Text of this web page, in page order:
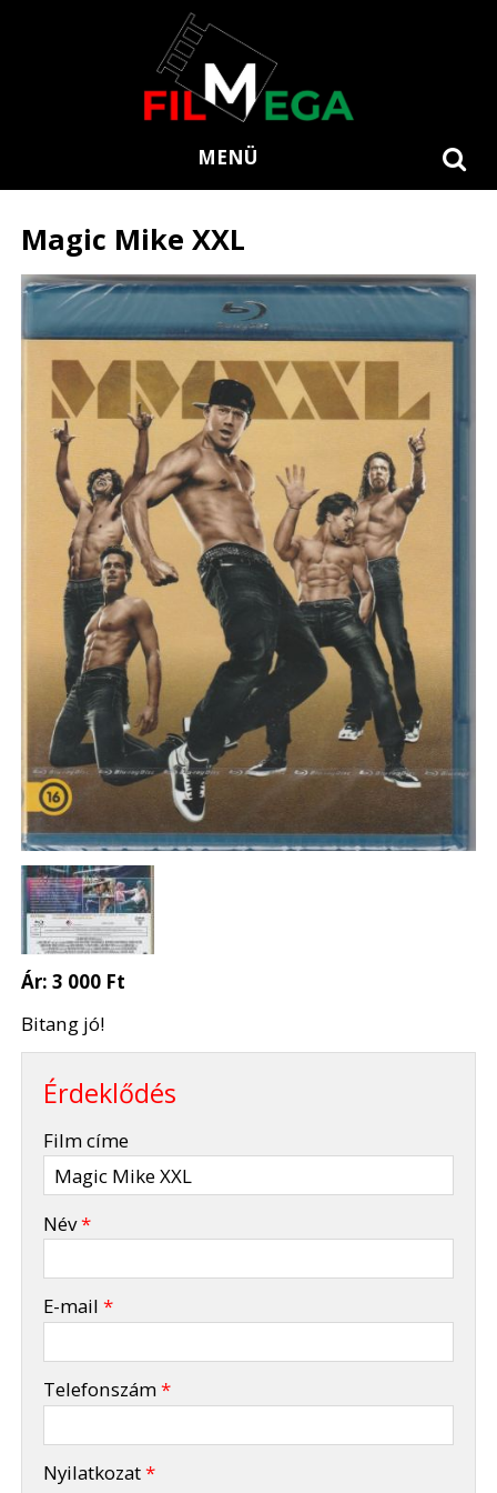
MENÜ
Magic Mike XXL
Ár:3 000 Ft
Bitang jó!
Érdeklődés
Film címe
Név*
E-mail*
Telefonszám*
Nyilatkozat*